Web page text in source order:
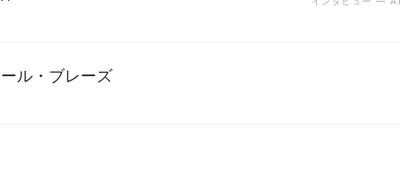
ル・ブレーズ